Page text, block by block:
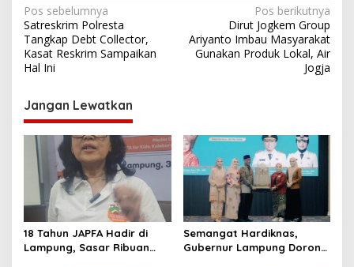
N
a
v
i
g
a
o
s
Pos sebelumnya
Satreskrim Polresta
Tangkap Debt Collector,
Kasat Reskrim Sampaikan
Hal Ini
Pos berikutnya
Dirut Jogkem Group
Ariyanto Imbau Masyarakat
Gunakan Produk Lokal, Air
Jogja
Jangan Lewatkan
18 Tahun JAPFA Hadir di
Lampung, Sasar Ribuan
Semangat Hardiknas,
Gubernur Lampung Dorong